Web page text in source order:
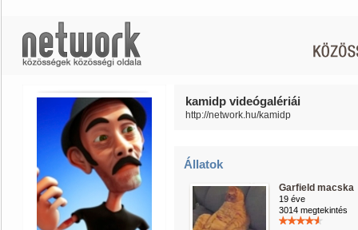
kamidp videógalériái
http://network.hu/kamidp
Állatok
Garfield macska
19 éve
3014 megtekintés